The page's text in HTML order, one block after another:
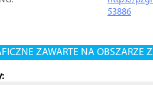
53886
ZAWARTE NA OBSZARZE